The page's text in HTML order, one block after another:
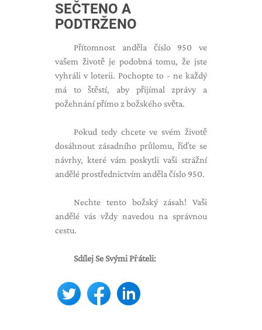
SEČTENO A
PODTRŽENO
Přítomnost anděla číslo 950 ve
vašem životě je podobná tomu, že jste
vyhráli v loterii. Pochopte to - ne každý
má to štěstí, aby přijímal zprávy a
požehnání přímo z božského světa.
Pokud tedy chcete ve svém životě
dosáhnout zásadního průlomu, řiďte se
návrhy, které vám poskytli vaši strážní
andělé prostřednictvím anděla číslo 950.
Nechte tento božský zásah! Vaši
andělé vás vždy navedou na správnou
cestu.
Sdílej Se Svými Přáteli: